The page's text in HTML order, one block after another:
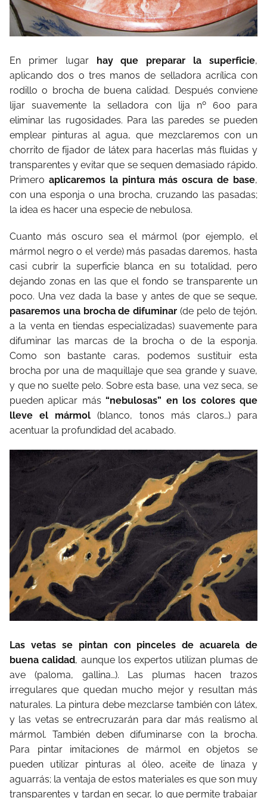
En primer lugar hay que preparar la superficie,
aplicando dos o tres manos de selladora acrílica con
rodillo o brocha de buena calidad. Después conviene
lijar suavemente la selladora con lija nº 600 para
eliminar las rugosidades. Para las paredes se pueden
emplear pinturas al agua, que mezclaremos con un
chorrito de fijador de látex para hacerlas más fluidas y
transparentes y evitar que se sequen demasiado rápido.
Primero aplicaremos la pintura más oscura de base,
con una esponja o una brocha, cruzando las pasadas;
la idea es hacer una especie de nebulosa.
Cuanto más oscuro sea el mármol (por ejemplo, el
mármol negro o el verde) más pasadas daremos, hasta
casi cubrir la superficie blanca en su totalidad, pero
dejando zonas en las que el fondo se transparente un
poco. Una vez dada la base y antes de que se seque,
pasaremos una brocha de difuminar (de pelo de tejón,
a la venta en tiendas especializadas) suavemente para
difuminar las marcas de la brocha o de la esponja.
Como son bastante caras, podemos sustituir esta
brocha por una de maquillaje que sea grande y suave,
y que no suelte pelo. Sobre esta base, una vez seca, se
pueden aplicar más“nebulosas” en los colores que
lleve el mármol (blanco, tonos más claros…) para
acentuar la profundidad del acabado.
Las vetas se pintan con pinceles de acuarela de
buena calidad, aunque los expertos utilizan plumas de
ave (paloma, gallina…). Las plumas hacen trazos
irregulares que quedan mucho mejor y resultan más
naturales. La pintura debe mezclarse también con látex,
y las vetas se entrecruzarán para dar más realismo al
mármol. También deben difuminarse con la brocha.
Para pintar imitaciones de mármol en objetos se
pueden utilizar pinturas al óleo, aceite de linaza y
aguarrás; la ventaja de estos materiales es que son muy
transparentes y tardan en secar, lo que permite trabajar